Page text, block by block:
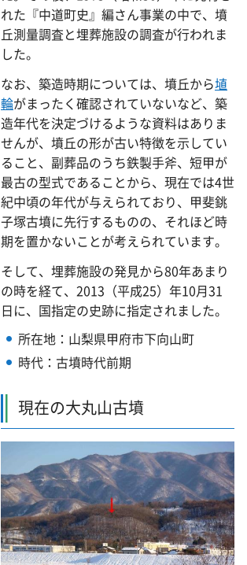
れた『中道町史』編さん事業の中で、墳
丘測量調査と埋葬施設の調査が行われま
した。
なお、築造時期については、墳丘から埴
輪がまったく確認されていないなど、築
造年代を決定づけるような資料はありま
せんが、墳丘の形が古い特徴を示してい
ること、副葬品のうち鉄製手斧、短甲が
最古の型式であることから、現在では4世
紀中頃の年代が与えられており、甲斐銚
子塚古墳に先行するものの、それほど時
期を置かないことが考えられています。
そして、埋葬施設の発見から80年あまり
の時を経て、2013（平成25）年10月31
日に、国指定の史跡に指定されました。
所在地：山梨県甲府市下向山町
時代：古墳時代前期
現在の大丸山古墳